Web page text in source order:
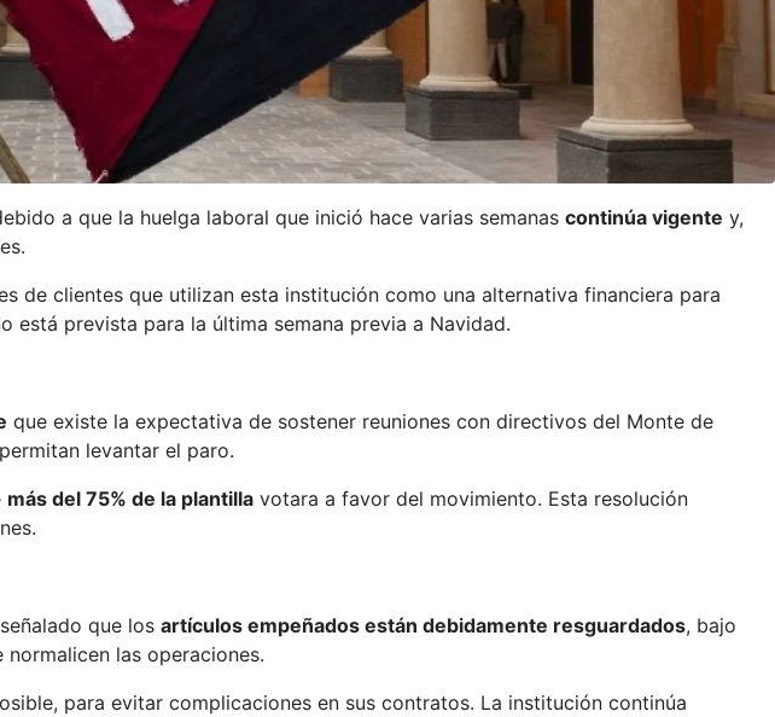
a que la huelga laboral que inició hace varias semanas continúa vigente y,
de clientes que utilizan esta institución como una alternativa financiera para
está prevista para la última semana previa a Navidad.
que existe la expectativa de sostener reuniones con directivos del Monte de
levantar el paro.
más del 75% de la plantilla votara a favor del movimiento. Esta resolución
que los artículos empeñados están debidamente resguardados, bajo
normalicen las operaciones.
para evitar complicaciones en sus contratos. La institución continúa